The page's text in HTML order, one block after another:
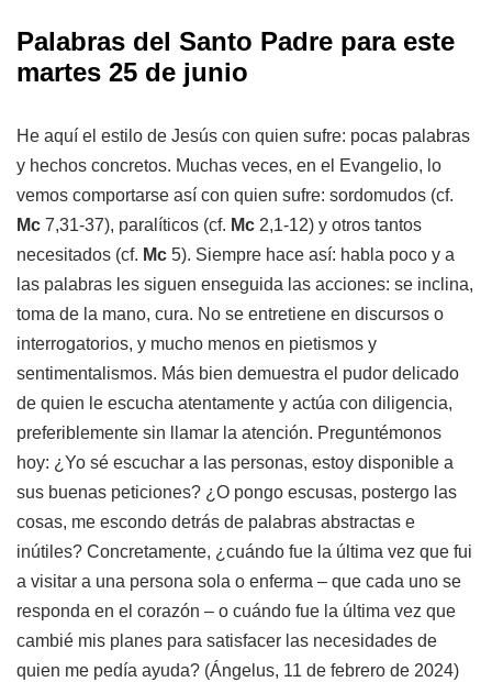
Palabras del Santo Padre para este
martes 25 de junio
He aquí el estilo de Jesús con quien sufre: pocas palabras
y hechos concretos. Muchas veces, en el Evangelio, lo
vemos comportarse así con quien sufre: sordomudos (cf.
Mc 7,31-37), paralíticos (cf. Mc 2,1-12) y otros tantos
necesitados (cf. Mc 5). Siempre hace así: habla poco y a
las palabras les siguen enseguida las acciones: se inclina,
toma de la mano, cura. No se entretiene en discursos o
interrogatorios, y mucho menos en pietismos y
sentimentalismos. Más bien demuestra el pudor delicado
de quien le escucha atentamente y actúa con diligencia,
preferiblemente sin llamar la atención. Preguntémonos
hoy: ¿Yo sé escuchar a las personas, estoy disponible a
sus buenas peticiones? ¿O pongo escusas, postergo las
cosas, me escondo detrás de palabras abstractas e
inútiles? Concretamente, ¿cuándo fue la última vez que fui
a visitar a una persona sola o enferma – que cada uno se
responda en el corazón – o cuándo fue la última vez que
cambié mis planes para satisfacer las necesidades de
quien me pedía ayuda? (Ángelus, 11 de febrero de 2024)